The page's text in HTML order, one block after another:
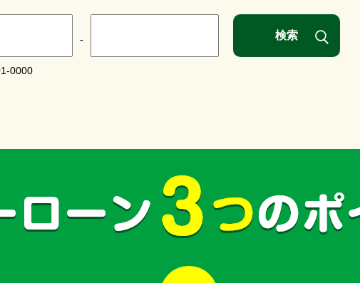
- 検索
0000